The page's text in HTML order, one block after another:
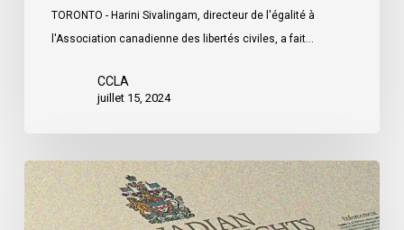
famille
TORONTO - Harini Sivalingam, directeur de l'égalité à
l'Association canadienne des libertés civiles, a fait…
CCLA
juillet 15, 2024
L’Association
canadienne
des